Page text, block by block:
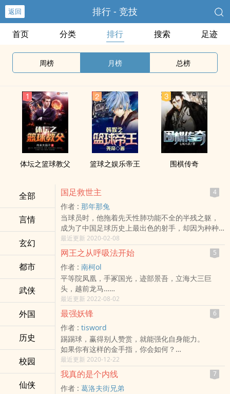
返回 排行 - 竞技
首页 分类 排行 搜索 足迹
周榜 月榜 总榜
体坛之篮球教父 篮球之娱乐帝王 围棋传奇
全部
言情
玄幻
都市
武侠
外国
历史
校园
仙侠
国足救世主 4
作者 : 那年那兔
当球员时，他拖着先天性肺功能不全的半残之躯，
成为了中国足球历史上最出色的射手，却因为种种
原因而始终报国无门……
当教练后，他带领国足打出了史上最高的正赛胜
率，却被无良媒体抹黑为“热身赛之王”；以不可思议
的3：0打破了32年不胜韩的魔咒，留下一场场经典
的比赛，却终究还是在全场球迷们高呼的“不下课”中
黯然下课，坐视本可以重回亚洲一流行列的国足再
次坠入深渊……
或许是上天也为他感到不平，居然让他穿越到了
2000年的一个12岁少年身上，而他也将由此开始，
再次踏上拯救国足的荆棘之路，这一次他能够成功
吗？
最近更新 2020-02-08
网王之从呼吸法开始 5
作者 : 南柯ol
平等院凤凰，手冢国光，迹部景吾，立海大三巨
头，越前龙马…
这是一个网球的黄金时代。
群星闪耀！
而意外来到网王世界，获得鬼灭之刃呼吸法传承的
上衫悠，
在这个网球为王的世界究竟会掀起什么波澜……
最近更新 2022-08-02
最强妖锋 6
作者 : tisword
踢踢球，赢得别人赞赏，就能强化自身能力。
如果你有这样的金手指，你会如何？
……
高中生楚歌为自己定下一个小小的目标，他想成为
最伟大的球星，结果，他不小心超过了。
最近更新 2020-12-22
我真的是个内线 7
作者 : 葛洛夫街兄弟